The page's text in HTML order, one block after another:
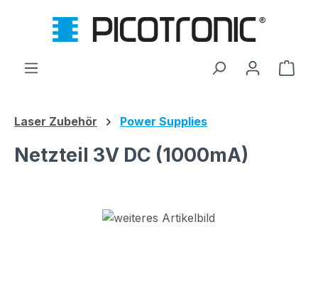
Zum Hauptinhalt springen
Laser Zubehör Power Supplies
Netzteil 3V DC (1000mA)
Bildergalerie überspringen